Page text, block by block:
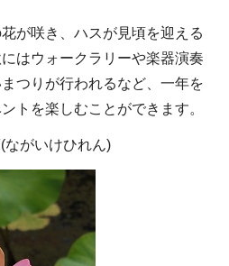
が咲き、ハスが見頃を迎える
はウォークラリーや楽器演奏
つりが行われるなど、一年を
トを楽しむことができます。
ながいけひれん)